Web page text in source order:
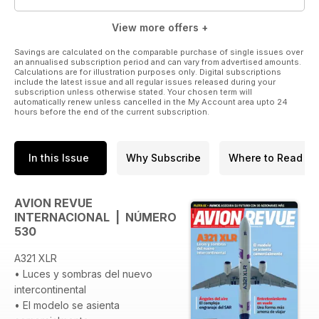
militares.
• Dossiers, reportajes especiales y suplementos.
¡Y mucho más!
Para más información, visite www.avionrevue.com
Publicado por Key Publishing Ltd. © copyright 2019. Todos
View more offers +
Savings are calculated on the comparable purchase of single issues over
an annualised subscription period and can vary from advertised amounts.
Calculations are for illustration purposes only. Digital subscriptions
include the latest issue and all regular issues released during your
subscription unless otherwise stated. Your chosen term will
automatically renew unless cancelled in the My Account area upto 24
hours before the end of the current subscription.
In this Issue Why Subscribe Where to Read
AVION REVUE
INTERNACIONAL | NÚMERO
530
A321 XLR
• Luces y sombras del nuevo
intercontinental
• El modelo se asienta